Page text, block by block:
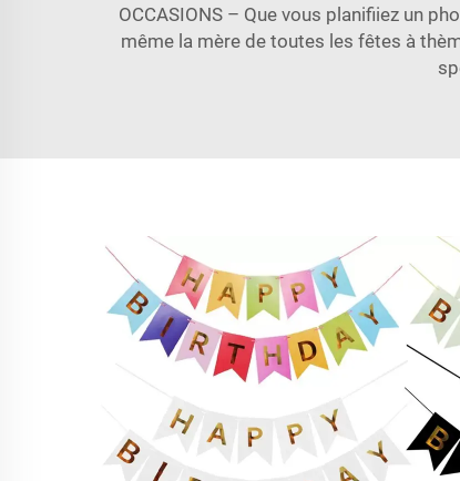
OCCASIONS – Que vous planifiiez un
même la mère de toutes les fêtes à